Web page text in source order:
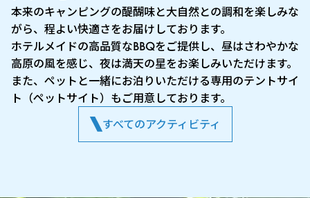
本来のキャンピングの醍醐味と大自然との調和を楽しみな
がら、程よい快適さをお届けしております。
ホテルメイドの高品質なBBQをご提供し、昼はさわやかな
高原の風を感じ、夜は満天の星をお楽しみいただけます。
また、ペットと一緒にお泊りいただける専用のテントサイ
ト（ペットサイト）もご用意しております。
すべてのアクティビティ